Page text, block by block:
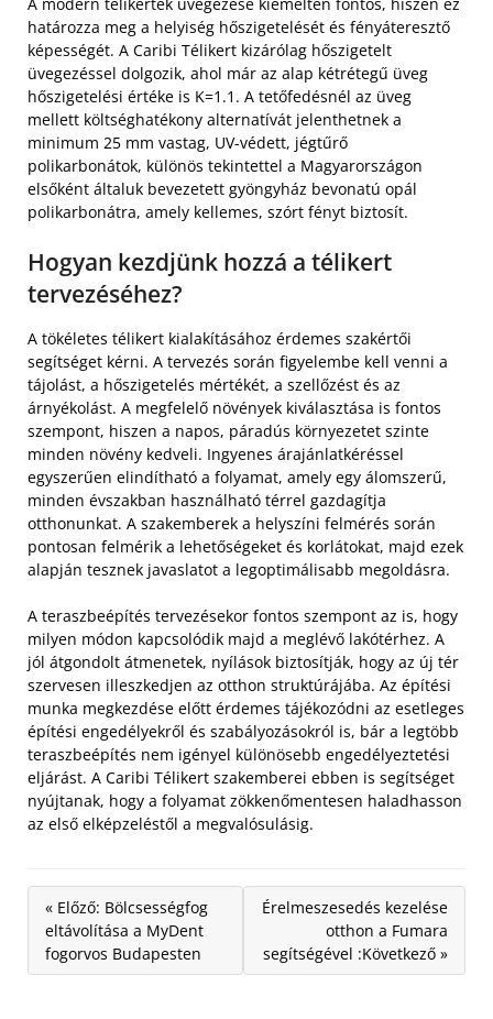
határozza meg a helyiség hőszigetelését és fényáteresztő
képességét. A Caribi Télikert kizárólag hőszigetelt
üvegezéssel dolgozik, ahol már az alap kétrétegű üveg
hőszigetelési értéke is K=1.1. A tetőfedésnél az üveg
mellett költséghatékony alternatívát jelenthetnek a
minimum 25 mm vastag, UV-védett, jégtűrő
polikarbonátok, különös tekintettel a Magyarországon
elsőként általuk bevezetett gyöngyház bevonatú opál
polikarbonátra, amely kellemes, szórt fényt biztosít.
Hogyan kezdjünk hozzá a télikert
tervezéséhez?
A tökéletes télikert kialakításához érdemes szakértői
segítséget kérni. A tervezés során figyelembe kell venni a
tájolást, a hőszigetelés mértékét, a szellőzést és az
árnyékolást. A megfelelő növények kiválasztása is fontos
szempont, hiszen a napos, páradús környezetet szinte
minden növény kedveli. Ingyenes árajánlatkéréssel
egyszerűen elindítható a folyamat, amely egy álomszerű,
minden évszakban használható térrel gazdagítja
otthonunkat. A szakemberek a helyszíni felmérés során
pontosan felmérik a lehetőségeket és korlátokat, majd ezek
alapján tesznek javaslatot a legoptimálisabb megoldásra.
A teraszbeépítés tervezésekor fontos szempont az is, hogy
milyen módon kapcsolódik majd a meglévő lakótérhez. A
jól átgondolt átmenetek, nyílások biztosítják, hogy az új tér
szervesen illeszkedjen az otthon struktúrájába. Az építési
munka megkezdése előtt érdemes tájékozódni az esetleges
építési engedélyekről és szabályozásokról is, bár a legtöbb
teraszbeépítés nem igényel különösebb engedélyeztetési
eljárást. A Caribi Télikert szakemberei ebben is segítséget
nyújtanak, hogy a folyamat zökkenőmentesen haladhasson
az első elképzeléstől a megvalósulásig.
« Előző: Bölcsességfog
eltávolítása a MyDent
fogorvos Budapesten
Érelmeszesedés kezelése
otthon a Fumara
segítségével :Következő »